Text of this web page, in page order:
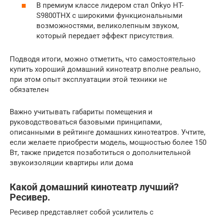
В премиум классе лидером стал Onkyo HT-
S9800THX с широкими функциональными
возможностями, великолепным звуком,
который передает эффект присутствия.
Подводя итоги, можно отметить, что самостоятельно
купить хороший домашний кинотеатр вполне реально,
при этом опыт эксплуатации этой техники не
обязателен
Важно учитывать габариты помещения и
руководствоваться базовыми принципами,
описанными в рейтинге домашних кинотеатров. Учтите,
если желаете приобрести модель, мощностью более 150
Вт, также придется позаботиться о дополнительной
звукоизоляции квартиры или дома
Какой домашний кинотеатр лучший?
Ресивер.
Ресивер представляет собой усилитель с